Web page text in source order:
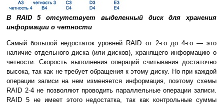
В RAID 5 отсутствует выделенный диск для хранения
информации о четности
Самый большой недостаток уровней RAID от 2-го до 4-го — это
наличие отдельного диска (или дисков), хранящего информацию о
четности. Скорость выполнения операций считывания достаточно
высока, так как не требует обращения к этому диску. Но при каждой
операции записи на нем изменяется информация, поэтому схемы
RAID 2-4 не позволяют проводить параллельные операции записи.
RAID 5 не имеет этого недостатка, так как контрольные суммы